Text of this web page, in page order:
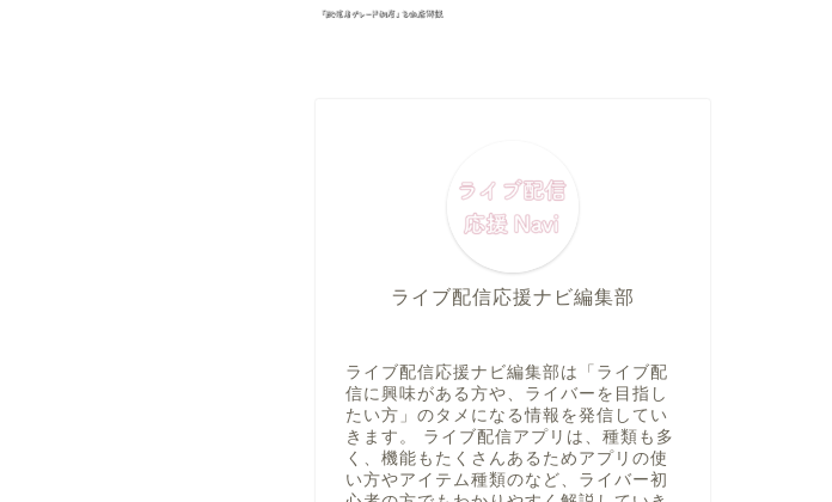
ライブ配信応援ナビ編集部
ライブ配信応援ナビ編集部は「ライブ配
信に興味がある方や、ライバーを目指し
たい方」のタメになる情報を発信してい
きます。 ライブ配信アプリは、種類も多
く、機能もたくさんあるためアプリの使
い方やアイテム種類のなど、ライバー初